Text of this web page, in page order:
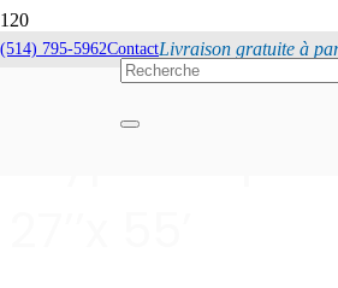
(514) 795-5962ContactLivraison gratuite à
Tapis